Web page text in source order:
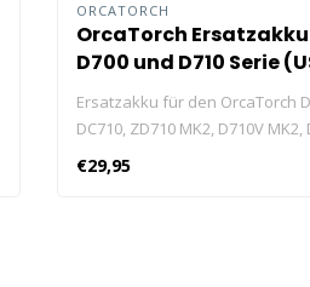
ORCATORCH
OrcaTorch Ersatzakku
D700 und D710 Serie
port)
Ersatzakku für den OrcaTorch
DC710, ZD710 MK2, D710V
ORCA7.
€29,95